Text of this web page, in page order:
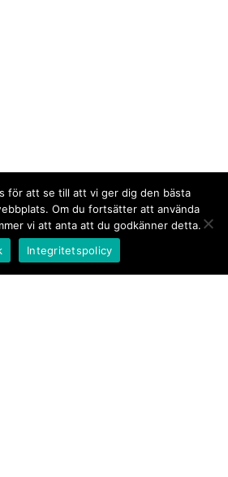
för att se till att vi ger dig den bästa
Om du fortsätter att använda
vi att anta att du godkänner detta.
Integritetspolicy